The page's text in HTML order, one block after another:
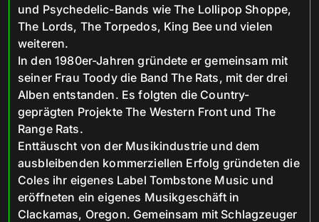
und Psychedelic-Bands wie The Lollipop Shoppe,
The Lords, The Torpedos, King Bee und vielen
weiteren.
In den 1980er-Jahren gründete er gemeinsam mit
seiner Frau Toody die Band The Rats, mit der drei
Alben entstanden. Es folgten die Country-
geprägten Projekte The Western Front und The
Range Rats.
Enttäuscht von der Musikindustrie und dem
ausbleibenden kommerziellen Erfolg gründeten die
Coles ihr eigenes Label Tombstone Music und
eröffneten ein eigenes Musikgeschäft in
Clackamas, Oregon. Gemeinsam mit Schlagzeuger